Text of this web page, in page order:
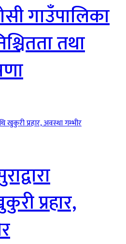
गाउँपालिका
तथा
प्रहार,